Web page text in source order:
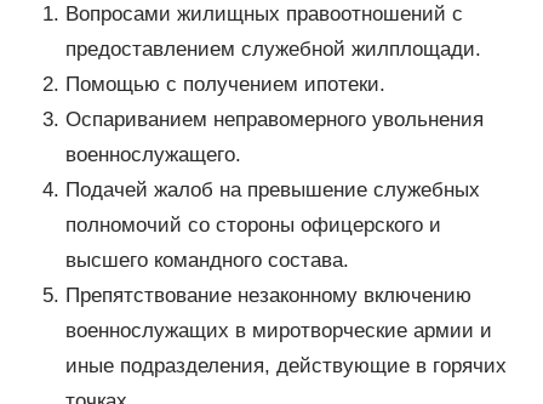
Вопросами жилищных правоотношений с
предоставлением служебной жилплощади.
Помощью с получением ипотеки.
Оспариванием неправомерного увольнения
военнослужащего.
Подачей жалоб на превышение служебных
полномочий со стороны офицерского и
высшего командного состава.
Препятствование незаконному включению
военнослужащих в миротворческие армии и
иные подразделения, действующие в горячих